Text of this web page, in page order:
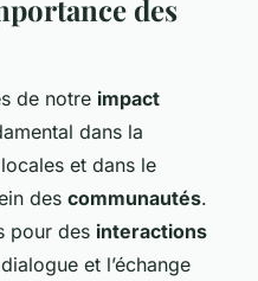
des
de notre impact
dans la
locales et dans le
des communautés.
pour des interactions
et l’échange